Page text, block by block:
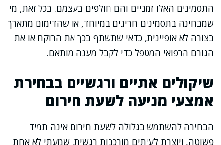
התסמינים האלו זמניים והם חולפים בעצמם. בכל זאת, מי
שמבחינה בתסמינים חריגים במיוחד, או שהדימום מתארך
בצורה לא אופיינית, כדאי שתשתף בכך את הרוקח או את
הגורם הרפואי המטפל כדי לקבל מענה מותאם.
שיקולים אתיים ורגשיים בבחירת
אמצעי מניעה לשעת חירום
הבחירה להשתמש בגלולה לשעת חירום אינה תמיד
פשוטה, ויוצרת לעיתים מורכבות רגשית. שמעתי לא אחת